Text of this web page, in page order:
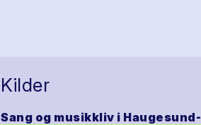
Kilder
Sang og musikkliv i Haugesund-